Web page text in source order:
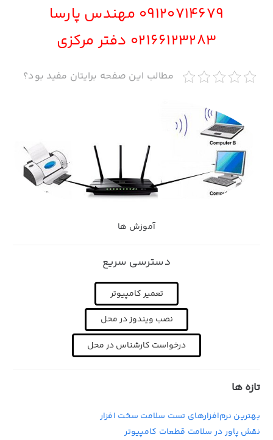
09120714679 مهندس پارسا
02166123283 دفتر مرکزی
مطالب این صفحه برایتان مفید بود؟
آموزش ها
دسترسی سریع
تعمیر کامپیوتر
نصب ویندوز در محل
درخواست کارشناس در محل
تازه ها
بهترین نرم‌افزارهای تست سلامت سخت افزار
نقش پاور در سلامت قطعات کامپیوتر